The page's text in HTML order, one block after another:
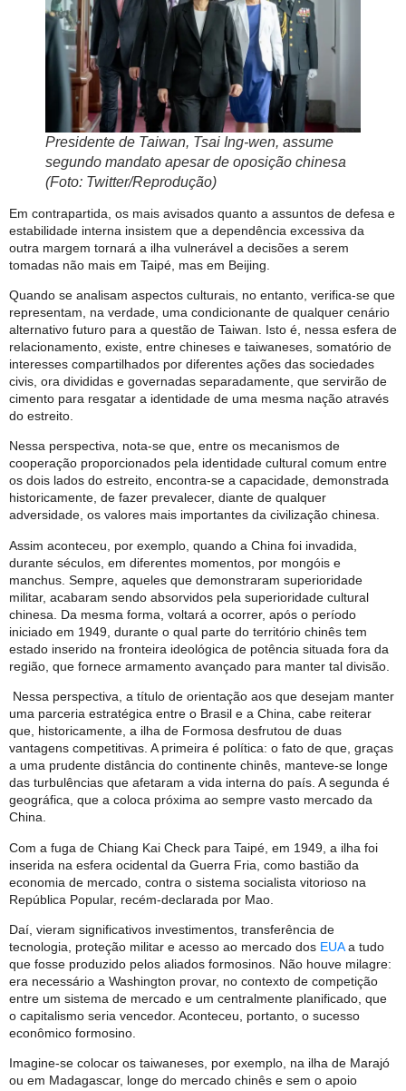
Presidente de Taiwan, Tsai Ing-wen, assume
segundo mandato apesar de oposição chinesa
(Foto: Twitter/Reprodução)
Em contrapartida, os mais avisados quanto a assuntos de defesa e
estabilidade interna insistem que a dependência excessiva da
outra margem tornará a ilha vulnerável a decisões a serem
tomadas não mais em Taipé, mas em Beijing.
Quando se analisam aspectos culturais, no entanto, verifica-se que
representam, na verdade, uma condicionante de qualquer cenário
alternativo futuro para a questão de Taiwan. Isto é, nessa esfera de
relacionamento, existe, entre chineses e taiwaneses, somatório de
interesses compartilhados por diferentes ações das sociedades
civis, ora divididas e governadas separadamente, que servirão de
cimento para resgatar a identidade de uma mesma nação através
do estreito.
Nessa perspectiva, nota-se que, entre os mecanismos de
cooperação proporcionados pela identidade cultural comum entre
os dois lados do estreito, encontra-se a capacidade, demonstrada
historicamente, de fazer prevalecer, diante de qualquer
adversidade, os valores mais importantes da civilização chinesa.
Assim aconteceu, por exemplo, quando a China foi invadida,
durante séculos, em diferentes momentos, por mongóis e
manchus. Sempre, aqueles que demonstraram superioridade
militar, acabaram sendo absorvidos pela superioridade cultural
chinesa. Da mesma forma, voltará a ocorrer, após o período
iniciado em 1949, durante o qual parte do território chinês tem
estado inserido na fronteira ideológica de potência situada fora da
região, que fornece armamento avançado para manter tal divisão.
Nessa perspectiva, a título de orientação aos que desejam manter
uma parceria estratégica entre o Brasil e a China, cabe reiterar
que, historicamente, a ilha de Formosa desfrutou de duas
vantagens competitivas. A primeira é política: o fato de que, graças
a uma prudente distância do continente chinês, manteve-se longe
das turbulências que afetaram a vida interna do país. A segunda é
geográfica, que a coloca próxima ao sempre vasto mercado da
China.
Com a fuga de Chiang Kai Check para Taipé, em 1949, a ilha foi
inserida na esfera ocidental da Guerra Fria, como bastião da
economia de mercado, contra o sistema socialista vitorioso na
República Popular, recém-declarada por Mao.
Daí, vieram significativos investimentos, transferência de
tecnologia, proteção militar e acesso ao mercado dos EUAa tudo
que fosse produzido pelos aliados formosinos. Não houve milagre:
era necessário a Washington provar, no contexto de competição
entre um sistema de mercado e um centralmente planificado, que
o capitalismo seria vencedor. Aconteceu, portanto, o sucesso
econômico formosino.
Imagine-se colocar os taiwaneses, por exemplo, na ilha de Marajó
ou em Madagascar, longe do mercado chinês e sem o apoio